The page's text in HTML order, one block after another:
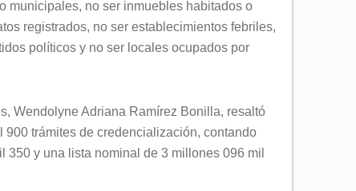
municipales, no ser inmuebles habitados o
registrados, no ser establecimientos febriles,
políticos y no ser locales ocupados por
Wendolyne Adriana Ramírez Bonilla, resaltó
trámites de credencialización, contando
y una lista nominal de 3 millones 096 mil